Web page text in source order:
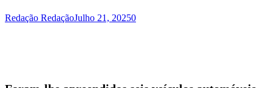
Redação RedaçãoJulho 21, 20250